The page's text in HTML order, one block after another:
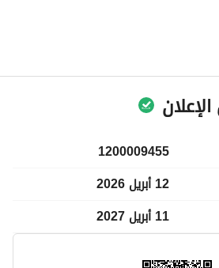
1200009455
12 أبريل 2026
11 أبريل 2027